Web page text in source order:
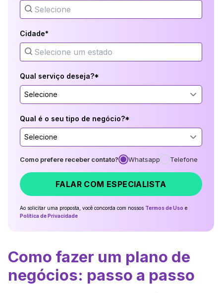
Cidade*
Qual serviço deseja?*
Selecione
Qual é o seu tipo de negócio?*
Selecione
Como prefere receber contato? Whatsapp Telefone
FALAR COM ESPECIALISTA
Ao solicitar uma proposta, você concorda com nossos Termos de Uso e
Política de Privacidade
Como fazer um plano de
negócios: passo a passo